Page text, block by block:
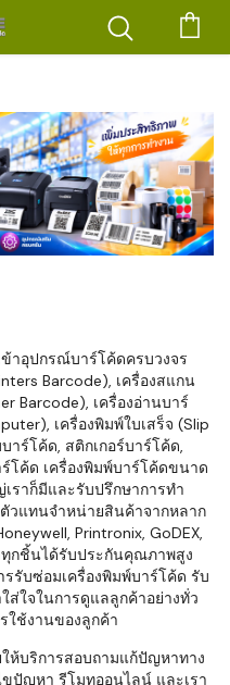
ข้าอุปกรณ์บาร์โค้ดครบวงจร
Barcode), เครื่องสแกน
Barcode), เครื่องอ่านบาร์
เครื่องพิมพ์ใบเสร็จ (Slip
าร์โค้ด, สติกเกอร์บาร์โค้ด,
โค้ด เครื่องพิมพ์บาร์โค้ดขนาด
ราก็มีและรับปรึกษาการทำ
วแทนจำหน่ายสินค้าจากหลาก
Printronix, GoDEX,
ทุกชิ้นได้รับประกันคุณภาพสูง
รับซ่อมเครื่องพิมพ์บาร์โค้ด รับ
ส่ใจในการดูแลลูกค้าอย่างทั่ว
ใช้งานของลูกค้า
ห้บริการสอบถามแก้ปัญหาทาง
ปัญหา รีโมทออนไลน์ และเรา